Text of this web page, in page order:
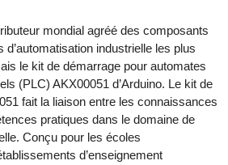
mondial agréé des composants
industrielle les plus
le kit de démarrage pour automates
(PLC) AKX00051 d’Arduino. Le kit de
fait la liaison entre les connaissances
pratiques dans le domaine de
Conçu pour les écoles
d’enseignement